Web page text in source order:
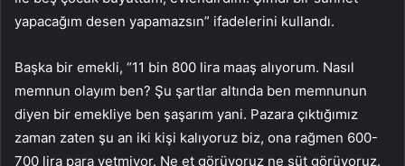
yapacağım desen yapamazsın” ifadelerini kullandı.
Başka bir emekli, “11 bin 800 lira maaş alıyorum. Nasıl
memnun olayım ben? Şu şartlar altında ben memnunun
diyen bir emekliye ben şaşarım yani. Pazara çıktığımız
zaman zaten şu an iki kişi kalıyoruz biz, ona rağmen 600-
700 lira para yetmiyor. Ne et görüyoruz ne süt görüyoruz.